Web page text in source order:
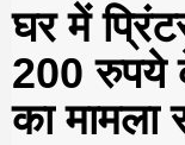
घर में
200 रुपये
का मामला